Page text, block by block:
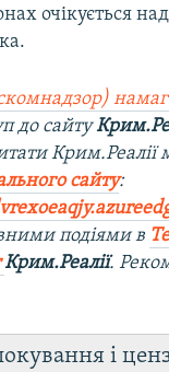
очікується
до сайту
Крим.Реалії
сайту:
подіями в
Крим.Реалії.
і